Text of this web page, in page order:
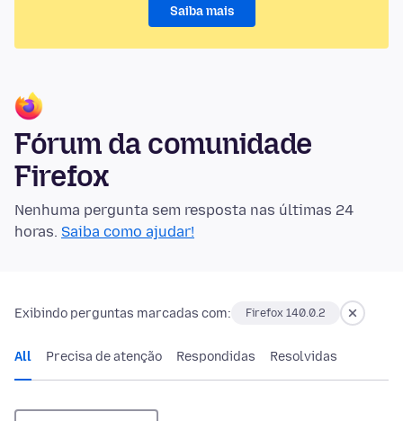
Saiba mais
Fórum da comunidade
Firefox
Nenhuma pergunta sem resposta nas últimas 24
horas. Saiba como ajudar!
Exibindo perguntas marcadas com: Firefox 140.0.2
All Precisa de atenção Respondidas Resolvidas